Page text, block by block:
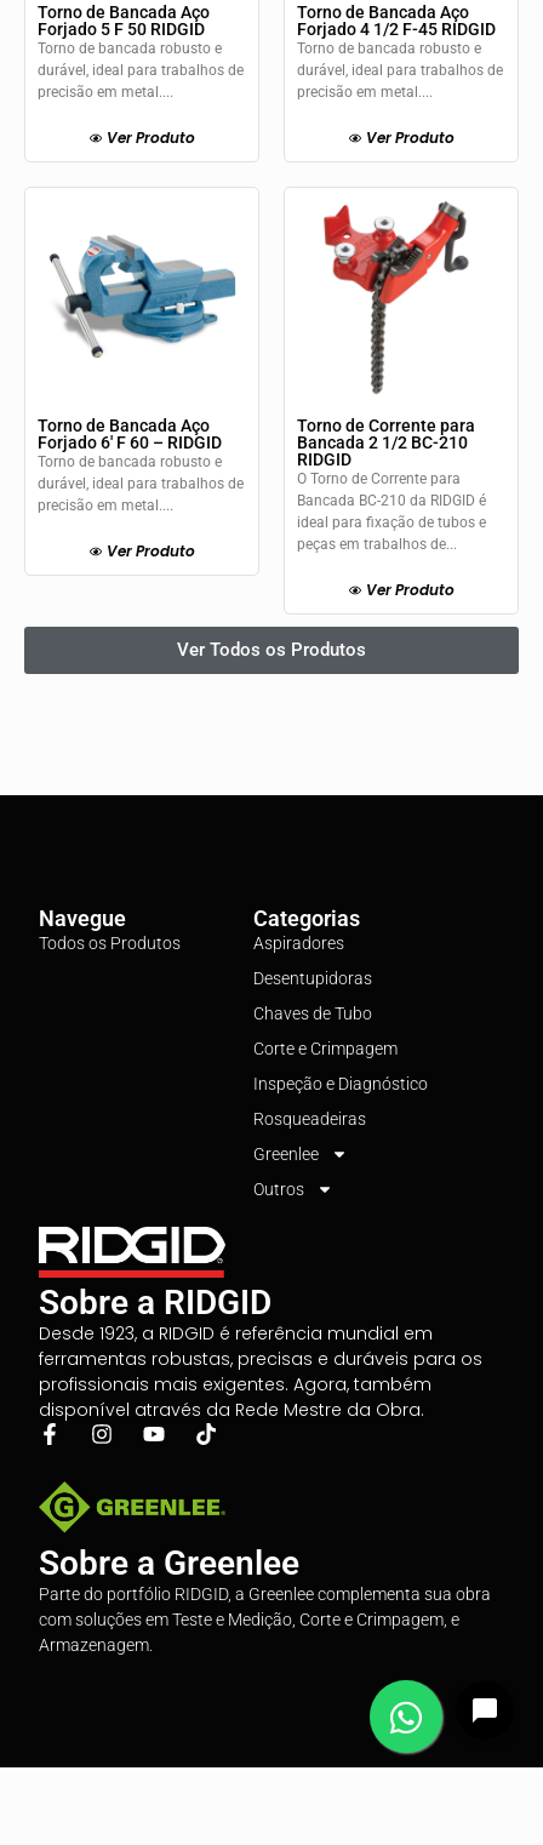
Torno de Bancada Aço
Forjado 5 F 50 RIDGID
Torno de bancada robusto e
durável, ideal para trabalhos de
precisão em metal....
Ver Produto
Torno de Bancada Aço
Forjado 4 1/2 F-45 RIDGID
Torno de bancada robusto e
durável, ideal para trabalhos de
precisão em metal....
Ver Produto
Torno de Bancada Aço
Forjado 6′ F 60 – RIDGID
Torno de bancada robusto e
durável, ideal para trabalhos de
precisão em metal....
Ver Produto
Torno de Corrente para
Bancada 2 1/2 BC-210
RIDGID
O Torno de Corrente para
Bancada BC-210 da RIDGID é
ideal para fixação de tubos e
peças em trabalhos de...
Ver Produto
Ver Todos os Produtos
Sobre a RIDGID
Desde 1923, a RIDGID é referência mundial em
ferramentas robustas, precisas e duráveis para os
profissionais mais exigentes. Agora, também
disponível através da Rede Mestre da Obra.
Sobre a Greenlee
Parte do portfólio RIDGID, a Greenlee complementa sua obra
com soluções em Teste e Medição, Corte e Crimpagem, e
Armazenagem.
Navegue
Todos os Produtos
Categorias
Aspiradores
Desentupidoras
Chaves de Tubo
Corte e Crimpagem
Inspeção e Diagnóstico
Rosqueadeiras
Greenlee
Outros